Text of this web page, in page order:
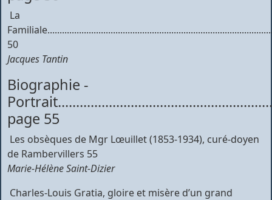
 La
50
Jacques Tantin
Biographie -
page 55
 Les obsèques de Mgr Lœuillet (1853-1934), curé-doyen
de Rambervillers 55
Marie-Hélène Saint-Dizier
 Charles-Louis Gratia, gloire et misère d’un grand